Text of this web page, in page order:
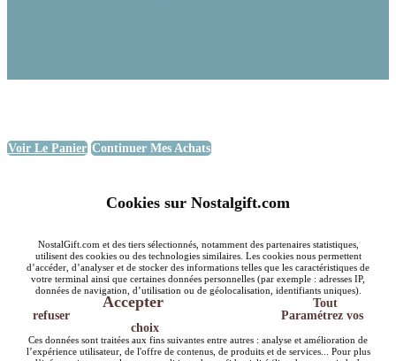
Voir Le Panier Continuer Mes Achats
Cookies sur Nostalgift.com
NostalGift.com et des tiers sélectionnés, notamment des partenaires statistiques,
utilisent des cookies ou des technologies similaires. Les cookies nous permettent
d’accéder, d’analyser et de stocker des informations telles que les caractéristiques de
votre terminal ainsi que certaines données personnelles (par exemple : adresses IP,
données de navigation, d’utilisation ou de géolocalisation, identifiants uniques).
Accepter
Tout
refuser
Paramétrez vos
choix
Ces données sont traitées aux fins suivantes entre autres : analyse et amélioration de
l’expérience utilisateur, de l'offre de contenus, de produits et de services... Pour plus